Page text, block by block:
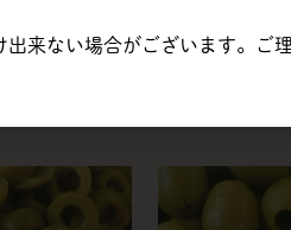
| ポテトのグリ
カゴメ | ズッキ
来ない場合がございます。ご